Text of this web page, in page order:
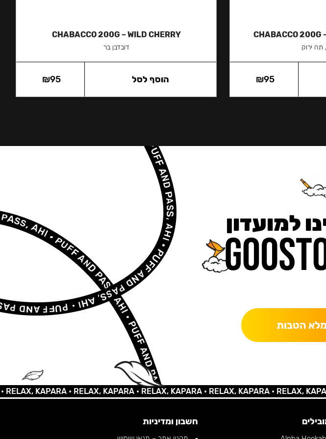
CHABACCO 200G
תה ירוק
₪95
CHABACCO 200G – WILD CHERRY
דובדבן בר
₪95 הוסף לסל
למועדון
מלא הטבות
KAPARA •RELAX, KAPARA •RELAX, KAPARA •RELAX, KAPARA •RELAX, KAPARA •
חשבון ומדיניות